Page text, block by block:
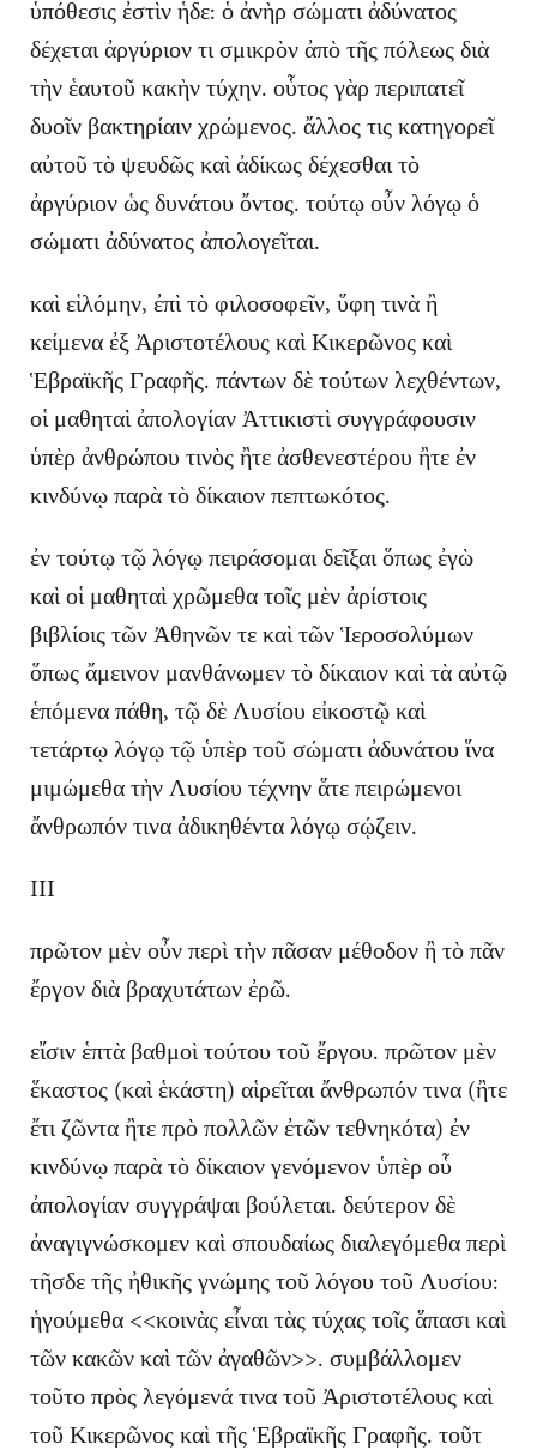
ὑπόθεσις ἐστὶν ἡδε: ὁ ἀνὴρ σώματι ἀδύνατος
δέχεται ἀργύριον τι σμικρὸν ἀπὸ τῆς πόλεως διὰ
τὴν ἑαυτοῦ κακὴν τύχην. οὗτος γὰρ περιπατεῖ
δυοῖν βακτηρίαιν χρώμενος. ἄλλος τις κατηγορεῖ
αὐτοῦ τὸ ψευδῶς καὶ ἀδίκως δέχεσθαι τὸ
ἀργύριον ὡς δυνάτου ὄντος. τούτῳ οὖν λόγῳ ὁ
σώματι ἀδύνατος ἀπολογεῖται.
καὶ εἱλόμην, ἐπὶ τὸ φιλοσοφεῖν, ὕφη τινὰ ἢ
κείμενα ἐξ Ἀριστοτέλους καὶ Κικερῶνος καὶ
Ἑβραϊκῆς Γραφῆς. πάντων δὲ τούτων λεχθέντων,
οἱ μαθηταὶ ἀπολογίαν Ἀττικιστὶ συγγράφουσιν
ὑπὲρ ἀνθρώπου τινὸς ἢτε ἀσθενεστέρου ἢτε ἐν
κινδύνῳ παρὰ τὸ δίκαιον πεπτωκότος.
ἐν τούτῳ τῷ λόγῳ πειράσομαι δεῖξαι ὅπως ἐγὼ
καὶ οἱ μαθηταὶ χρῶμεθα τοῖς μὲν ἀρίστοις
βιβλίοις τῶν Ἀθηνῶν τε καὶ τῶν Ἱεροσολύμων
ὅπως ἄμεινον μανθάνωμεν τὸ δίκαιον καὶ τὰ αὐτῷ
ἑπόμενα πάθη, τῷ δὲ Λυσίου εἰκοστῷ καὶ
τετάρτῳ λόγῳ τῷ ὑπὲρ τοῦ σώματι ἀδυνάτου ἵνα
μιμώμεθα τὴν Λυσίου τέχνην ἅτε πειρώμενοι
ἄνθρωπόν τινα ἀδικηθέντα λόγῳ σῴζειν.
III
πρῶτον μὲν οὖν περὶ τὴν πᾶσαν μέθοδον ἢ τὸ πᾶν
ἔργον διὰ βραχυτάτων ἐρῶ.
εἴσιν ἑπτὰ βαθμοὶ τούτου τοῦ ἔργου. πρῶτον μὲν
ἕκαστος (καὶ ἑκάστη) αἱρεῖται ἄνθρωπόν τινα (ἢτε
ἔτι ζῶντα ἢτε πρὸ πολλῶν ἐτῶν τεθνηκότα) ἐν
κινδύνῳ παρὰ τὸ δίκαιον γενόμενον ὑπὲρ οὗ
ἀπολογίαν συγγράψαι βούλεται. δεύτερον δὲ
ἀναγιγνώσκομεν καὶ σπουδαίως διαλεγόμεθα περὶ
τῆσδε τῆς ἠθικῆς γνώμης τοῦ λόγου τοῦ Λυσίου:
ἡγούμεθα <<κοινὰς εἶναι τὰς τύχας τοῖς ἅπασι καὶ
τῶν κακῶν καὶ τῶν ἀγαθῶν>>. συμβάλλομεν
τοῦτο πρὸς λεγόμενά τινα τοῦ Ἀριστοτέλους καὶ
τοῦ Κικερῶνος καὶ τῆς Ἑβραϊκῆς Γραφῆς. τοῦτ